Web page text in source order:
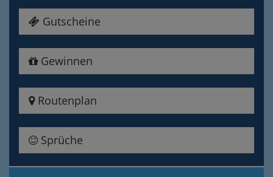
Gutscheine
Gewinnen
Routenplan
Sprüche